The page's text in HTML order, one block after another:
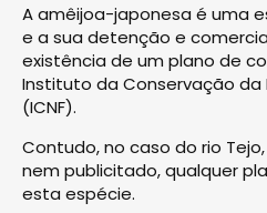
A amêijoa-japonesa é uma
e a sua detenção e
existência de um plano de
Instituto da Conservação da
(ICNF).
Contudo, no caso do rio
nem publicitado, qualquer
esta espécie.